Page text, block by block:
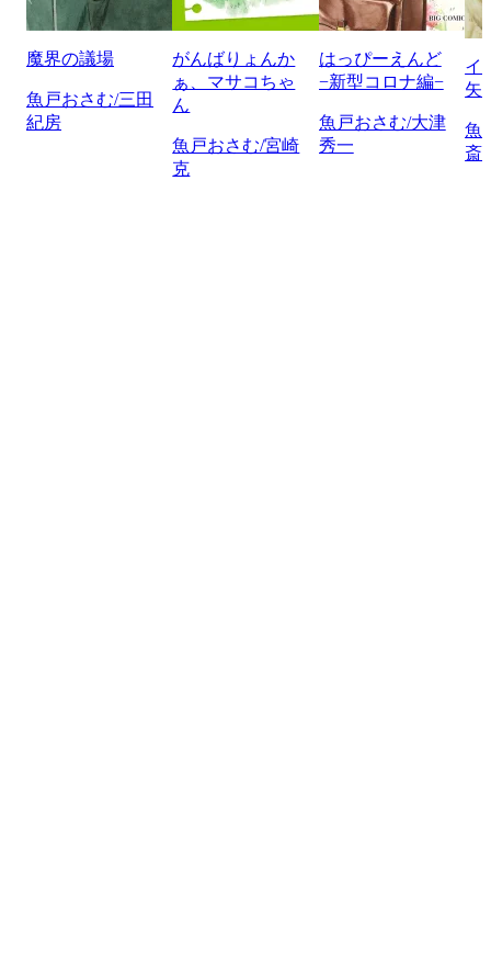
魔界の議場
魚戸おさむ/三田
紀房
がんばりょんか
ぁ、マサコちゃ
ん
魚戸おさむ/宮崎
克
はっぴーえんど
−新型コロナ編−
魚戸おさむ/大津
秀一
イ
矢
魚
斎